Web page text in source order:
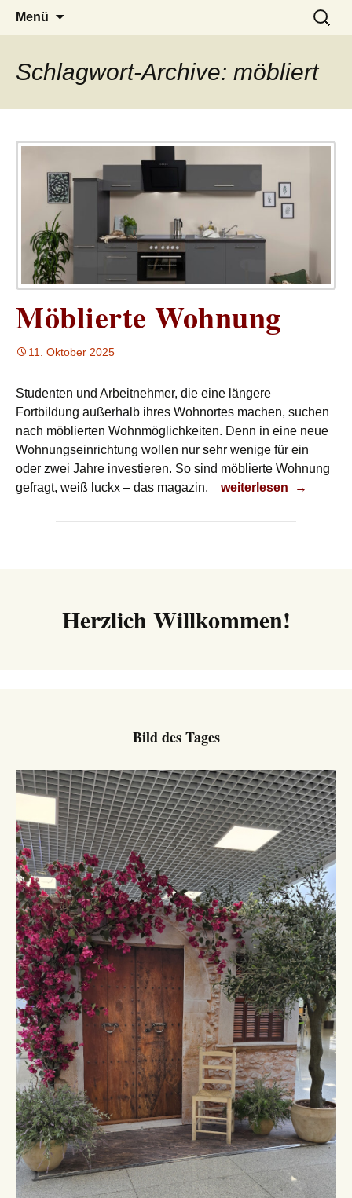
LUCKX
– das Magazin
Menü
Suchen
nach:
Schlagwort-Archive: möbliert
Möblierte Wohnung
11. Oktober 2025
Studenten und Arbeitnehmer, die eine längere
Fortbildung außerhalb ihres Wohnortes machen, suchen
nach möblierten Wohnmöglichkeiten. Denn in eine neue
Wohnungseinrichtung wollen nur sehr wenige für ein
oder zwei Jahre investieren. So sind möblierte Wohnung
gefragt, weiß luckx – das magazin.
Möblierte Wohnung
weiterlesen →
Herzlich Willkommen!
Bild des Tages